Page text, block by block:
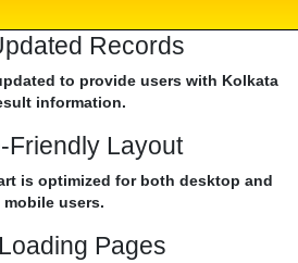
Records
to provide users with Kolkata
information.
Friendly Layout
is optimized for both desktop and
mobile users.
Pages